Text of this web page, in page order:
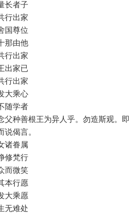
者子
出家
尊位
由他
出家
家已
出家
乘心
学者
种善根王为异人乎。勿造斯观。即
偈言。
眷属
梵行
微笑
行愿
乘愿
难处